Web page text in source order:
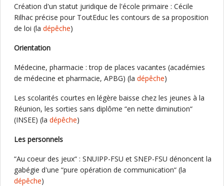
Création d'un statut juridique de l'école primaire : Cécile
Rilhac précise pour ToutEduc les contours de sa proposition
de loi (la dépêche)
Orientation
Médecine, pharmacie : trop de places vacantes (académies
de médecine et pharmacie, APBG) (la dépêche)
Les scolarités courtes en légère baisse chez les jeunes à la
Réunion, les sorties sans diplôme “en nette diminution“
(INSEE) (la dépêche)
Les personnels
“Au coeur des jeux“ : SNUIPP-FSU et SNEP-FSU dénoncent la
gabégie d'une “pure opération de communication“ (la
dépêche)